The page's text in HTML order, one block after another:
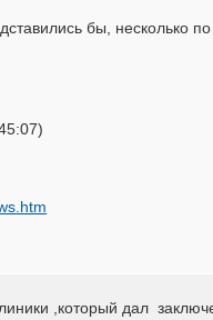
бы, несколько
,который дал